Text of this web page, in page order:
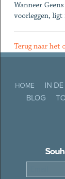
Wanneer
voorleggen,
Terug naar het
HOME IN
BLOG